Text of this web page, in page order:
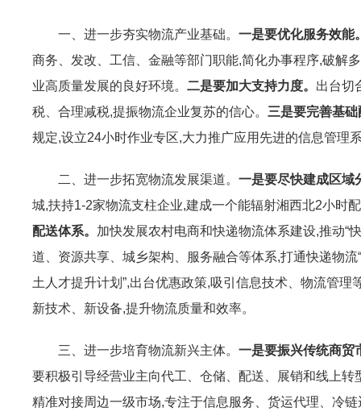
一、进一步夯实物流产业基础。 一是要优化服务效能
商务、发改、工信、金融等部门职能,简化办事程序,破解
业高质量发展的良好环境。 二是要加大支持力度。 出台切
税、合理减税,提振物流企业复苏的信心。 三是要完善基础
规定,设立24小时作业专区,大力推广应用先进的信息管理
二、进一步拓宽物流发展渠道。 一是要尽快建成区域
城,扶持1-2家物流支柱企业,建成一个能辐射湘西北2小时
配送体系。 加快发展农村电商和快递物流体系建设,推动“
道、资源共享、城乡架构、服务融合等体系,打通快递物
土人才提升计划”,出台优惠政策,吸引信息技术、物流管
新技术、新设备,提升物流质量和效率。
三、进一步培育物流新兴主体。 一是要振兴传统商贸
要积极引导经营业主向代工、仓储、配送、展销和线上
精准对接周边一级市场,专注于信息服务、货运代理、冷